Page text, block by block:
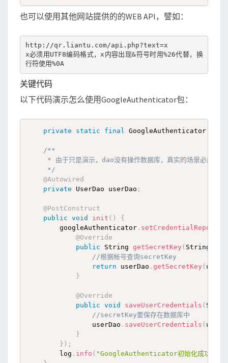
也可以使用其他网站提供的的WEB API，譬如：
http://qr.liantu.com/api.php?text=x
x必须用UTF8编码格式，x内容出现&符号时用%26代替，换
行符使用%0A
关键代码
以下代码演示怎么使用GoogleAuthenticator包：
private static final GoogleAuthenticator
/**
* 由于只是演示，dao没有操作数据库，真实的场景必然要持
     */
@Autowired
private UserDao userDao ;
@PostConstruct
public void init ( )
{
        googleAuthenticator
.
@Override
public String getSecretKey ( String
//根据帐号查询secretKey
return userDao . getSecretKey (
}
@Override
public void saveUserCredentials (
//secretKey要保存在数据库中
                userDao
. saveUserCredentials (
}
} ) ;
        log
. info ( "GoogleAuthenticator初始化成功"